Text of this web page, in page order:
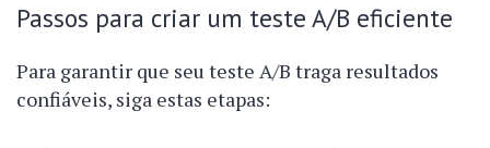
Passos para criar um teste A/B eficiente
Para garantir que seu teste A/B traga resultados
confiáveis, siga estas etapas: